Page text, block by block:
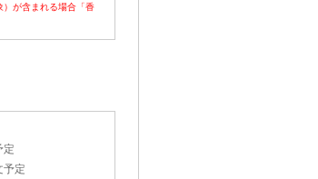
が含まれる場合「香
定
予定